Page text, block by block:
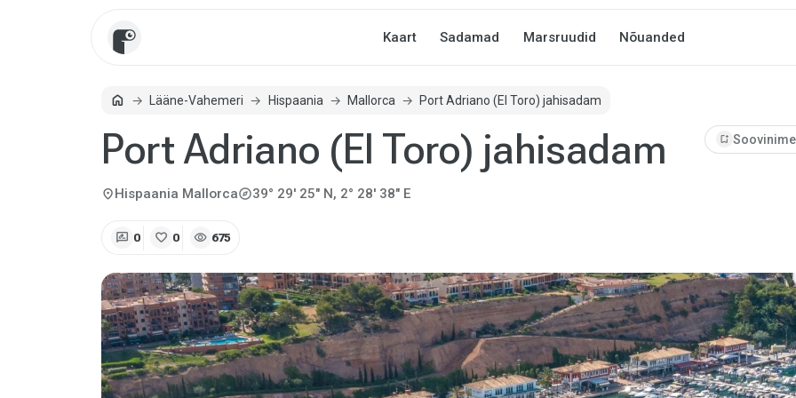
Kaart Sadamad Marsruudid Nõuanded
homeAvalehtLääne-Vahemeri Hispaania Mallorca Port Adriano (El Toro) jahisadam
Port Adriano (El Toro) jahisadam
location_onHispaania Mallorcaexplore39° 29' 25" N, 2° 28' 38" E
bookmark_add
rate_review 0 favorite 0 visibility 675